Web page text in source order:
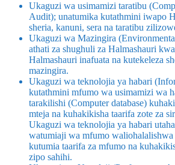
Ukaguzi wa usimamizi taratibu
Audit); unatumika kutathmini iwapo
sheria, kanuni, sera na taratibu
Ukaguzi wa Mazingira
athati za shughuli za Halmashauri
Halmashauri inafuata na kutekeleza
mazingira.
Ukaguzi wa teknolojia ya habari
kutathmini mfumo wa usimamizi wa
tarakilishi (Computer database)
mteja na kuhakikisha taarifa zote za
Ukaguzi wa teknolojia ya habari
watumiaji wa mfumo waliohalalishwa
kutumia taarifa za mfumo na
zipo sahihi.